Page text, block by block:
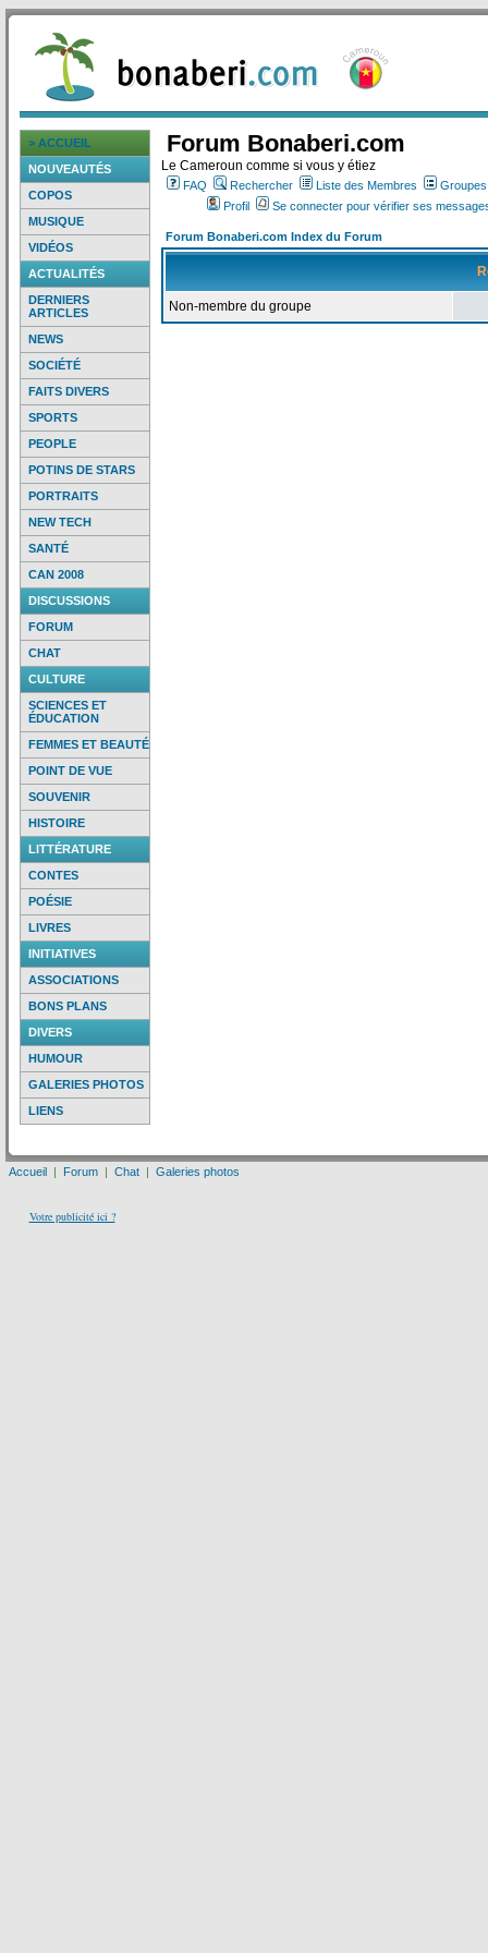
> ACCUEIL
NOUVEAUTÉS
COPOS
MUSIQUE
VIDÉOS
ACTUALITÉS
DERNIERS
ARTICLES
NEWS
SOCIÉTÉ
FAITS DIVERS
SPORTS
PEOPLE
POTINS DE STARS
PORTRAITS
NEW TECH
SANTÉ
CAN 2008
DISCUSSIONS
FORUM
CHAT
CULTURE
SCIENCES ET
ÉDUCATION
FEMMES ET BEAUTÉ
POINT DE VUE
SOUVENIR
HISTOIRE
LITTÉRATURE
CONTES
POÉSIE
LIVRES
INITIATIVES
ASSOCIATIONS
BONS PLANS
DIVERS
HUMOUR
GALERIES PHOTOS
LIENS
Forum Bonaberi.com
Le Cameroun comme si vous y étiez
FAQ Rechercher Liste des Membres
Profil
Se connecter pour vérifier ses
Forum Bonaberi.com Index du Forum
Non-membre du groupe
Accueil | Forum | Chat | Galeries photos
Votre publicité ici ?